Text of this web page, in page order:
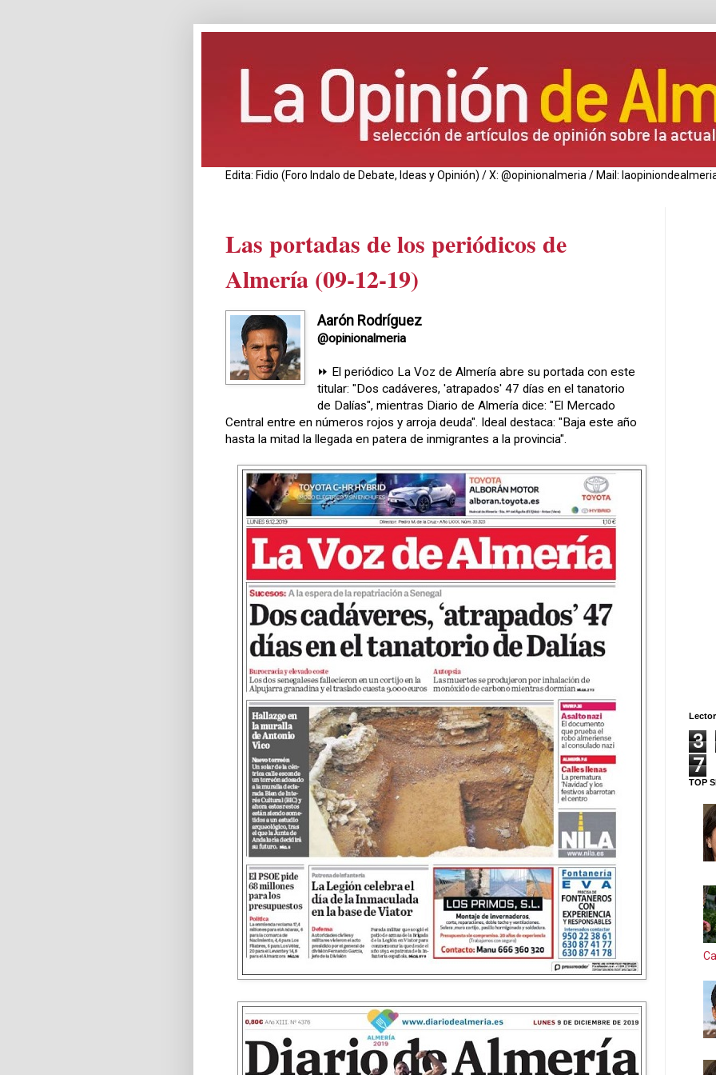
Edita: Fidio (Foro Indalo de Debate, Ideas y Opinión) / X: @opinionalmeria / Mail:
Las portadas de los periódicos de
Almería (09-12-19)
Aarón Rodríguez
@opinionalmeria
⏩ El periódico La Voz de Almería abre su portada con este
titular: "Dos cadáveres, 'atrapados' 47 días en el tanatorio
de Dalías", mientras Diario de Almería dice: "El Mercado
Central entre en números rojos y arroja deuda". Ideal destaca: "Baja este año
hasta la mitad la llegada en patera de inmigrantes a la provincia".
3
7
TOP